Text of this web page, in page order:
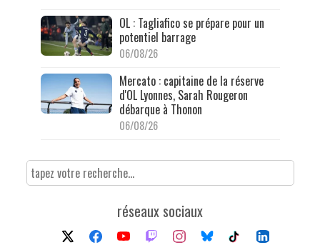
OL : Tagliafico se prépare pour un
potentiel barrage
06/08/26
Mercato : capitaine de la réserve
d'OL Lyonnes, Sarah Rougeron
débarque à Thonon
06/08/26
réseaux sociaux